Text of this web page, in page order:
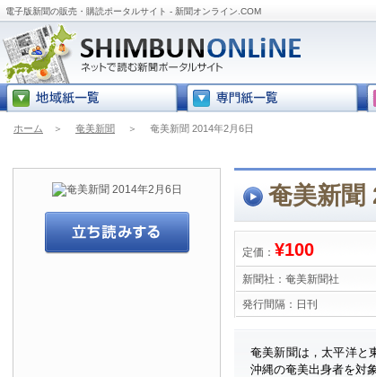
電子版新聞の販売・購読ポータルサイト - 新聞オンライン.COM
ホーム ＞ 奄美新聞 ＞ 奄美新聞 2014年2月6日
奄美新聞
定価： ¥100
新聞社： 奄美新聞社
発行間隔： 日刊
奄美新聞は，太平洋と
沖縄の奄美出身者を対